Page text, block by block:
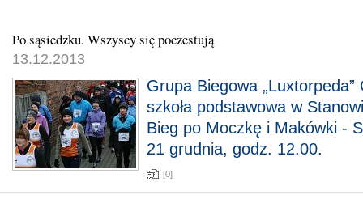
Po sąsiedzku. Wszyscy się poczestują
13.12.2013
Grupa Biegowa
szkoła podstawowa w
Bieg po Moczkę i Makówki -
21 grudnia, godz. 12.00.
[0]